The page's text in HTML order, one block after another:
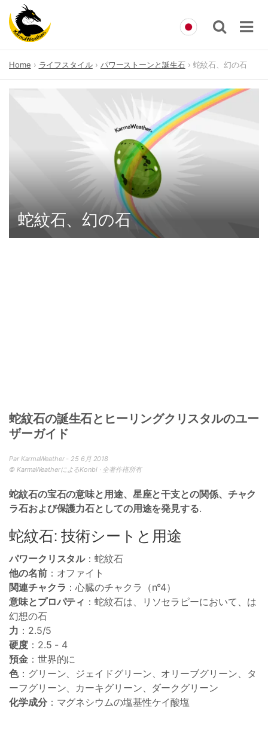
content
Home ライフスタイル パワーストーンと誕生石 蛇紋石、幻の石
蛇紋石、幻の石
蛇紋石の誕生石とヒーリングクリスタルのユー
ザーガイド
Par KarmaWeather - 25 6月 2018
© KarmaWeatherによるKonbi · 全著作権所有
蛇紋石の宝石の意味と用途、星座と干支との関係、チャク
ラ石および保護力石としての用途を発見する.
蛇紋石: 技術シートと用途
パワークリスタル：蛇紋石
他の名前：オファイト
関連チャクラ ：心臓のチャクラ（n°4）
意味とプロパティ ：蛇紋石は、リソセラピーにおいて、は
幻想の石
力 ：2.5/5
硬度：2.5 - 4
預金：世界的に
色：グリーン、ジェイドグリーン、オリーブグリーン、タ
ーフグリーン、カーキグリーン、ダークグリーン
化学成分：マグネシウムの塩基性ケイ酸塩